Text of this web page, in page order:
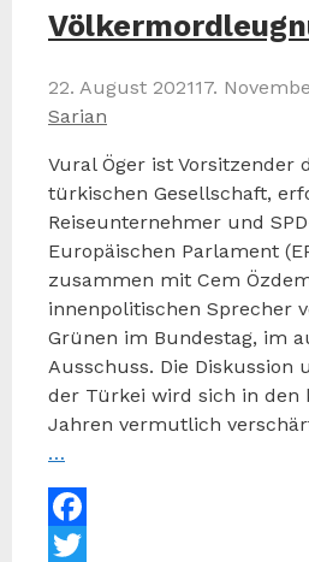
22. August 202117.
Sarian
Vural Öger ist Vorsitzender
türkischen Gesellschaft,
Reiseunternehmer und
Europäischen Parlament
zusammen mit Cem
innenpolitischen Sprecher
Grünen im Bundestag, im
Ausschuss. Die Diskussion
der Türkei wird sich in den
Jahren vermutlich
…
Facebook